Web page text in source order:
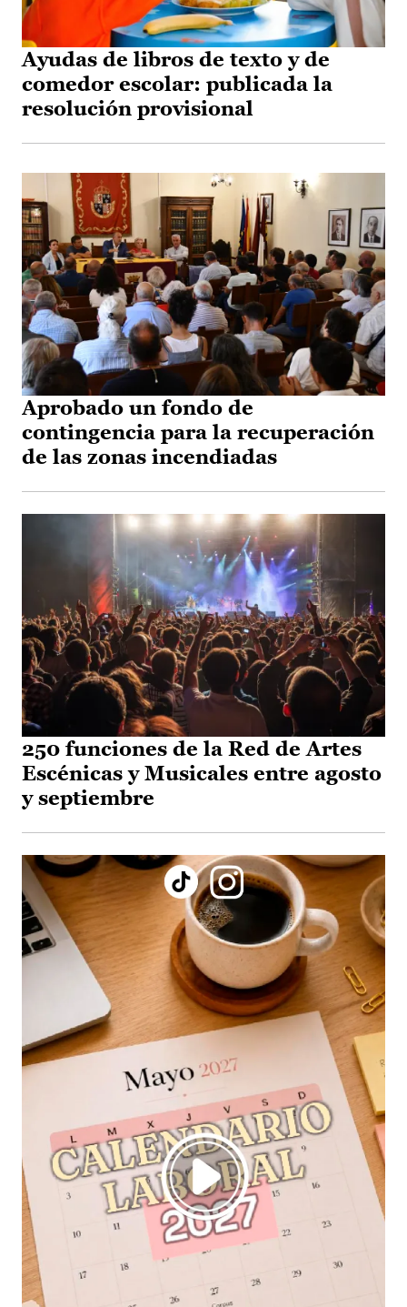
Ayudas de libros de texto y de
comedor escolar: publicada la
resolución provisional
Aprobado un fondo de
contingencia para la recuperación
de las zonas incendiadas
250 funciones de la Red de Artes
Escénicas y Musicales entre agosto
y septiembre